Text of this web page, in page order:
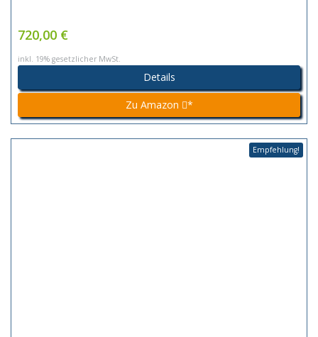
720,00 €
inkl. 19% gesetzlicher MwSt.
Details
Zu Amazon *
Empfehlung!